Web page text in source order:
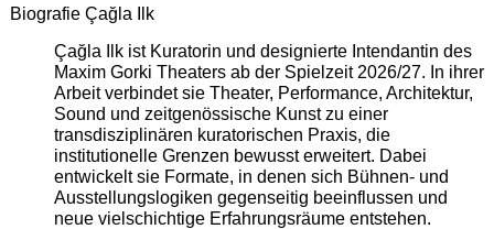
Biografie Çağla Ilk
Çağla Ilk ist Kuratorin und designierte Intendantin des
Maxim Gorki Theaters ab der Spielzeit 2026/27. In ihrer
Arbeit verbindet sie Theater, Performance, Architektur,
Sound und zeitgenössische Kunst zu einer
transdisziplinären kuratorischen Praxis, die
institutionelle Grenzen bewusst erweitert. Dabei
entwickelt sie Formate, in denen sich Bühnen- und
Ausstellungslogiken gegenseitig beeinflussen und
neue vielschichtige Erfahrungsräume entstehen.